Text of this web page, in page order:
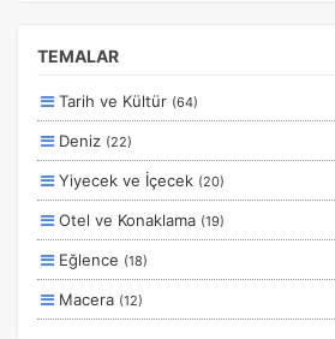
Planlanan
Otobüs Ile
Uçak Ile
Ekstralar Dahil
TEMALAR
Tarih ve Kültür (64)
Deniz (22)
Yiyecek ve İçecek (20)
Otel ve Konaklama (19)
Eğlence (18)
Macera (12)